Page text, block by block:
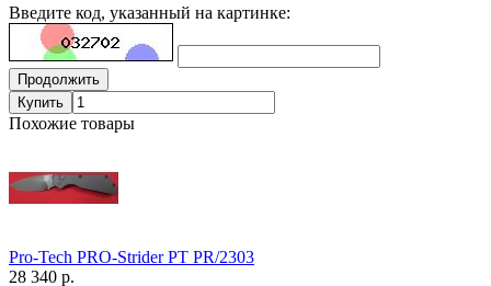
Введите код, указанный на картинке:
Продолжить
Купить
Похожие товары
Pro-Tech PRO-Strider PT PR/2303
28 340 р.